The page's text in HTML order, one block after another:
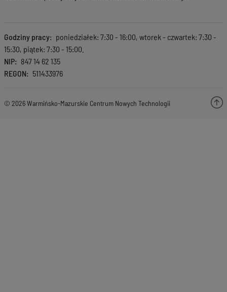
Godziny pracy
poniedziałek: 7:30 - 16:00, wtorek - czwartek: 7:30 -
15:30, piątek: 7:30 - 15:00.
NIP
847 14 62 135
REGON
511433976
© 2026 Warmińsko-Mazurskie Centrum Nowych Technologii